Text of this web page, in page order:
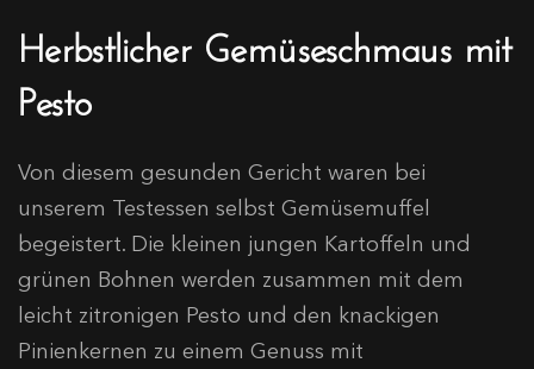
Herbstlicher Gemüseschmaus mit
Pesto
Von diesem gesunden Gericht waren bei
unserem Testessen selbst Gemüsemuffel
begeistert. Die kleinen jungen Kartoffeln und
grünen Bohnen werden zusammen mit dem
leicht zitronigen Pesto und den knackigen
Pinienkernen zu einem Genuss mit